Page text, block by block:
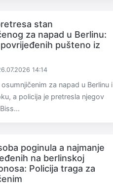
stan
za napad u Berlinu:
pušteno iz
14:14
za napad u Berlinu i
a policija je pretresla njegov
poginula a najmanje
na berlinskoj
Policija traga za